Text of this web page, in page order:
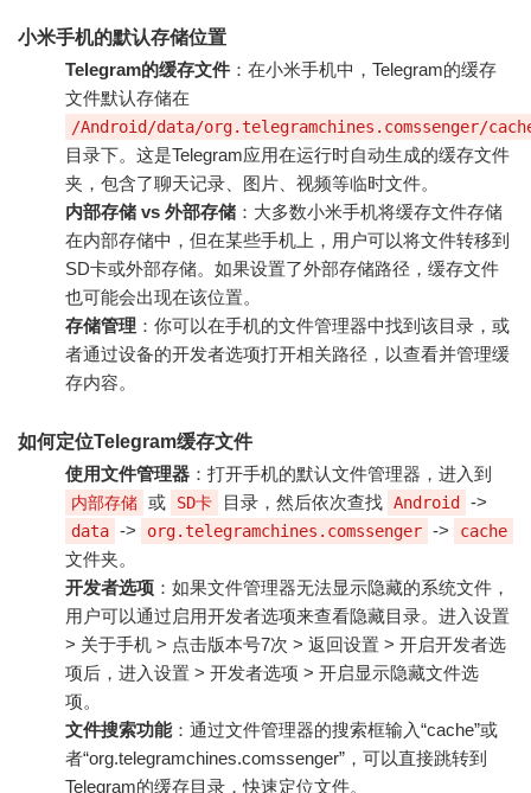
小米手机的默认存储位置
Telegram的缓存文件 ：在小米手机中，Telegram的缓存
文件默认存储在
/Android/data/org.telegramchines.comssenger/
目录下。这是Telegram应用在运行时自动生成的缓存文件
夹，包含了聊天记录、图片、视频等临时文件。
内部存储 vs 外部存储 ：大多数小米手机将缓存文件存储
在内部存储中，但在某些手机上，用户可以将文件转移到
SD卡或外部存储。如果设置了外部存储路径，缓存文件
也可能会出现在该位置。
存储管理 ：你可以在手机的文件管理器中找到该目录，或
者通过设备的开发者选项打开相关路径，以查看并管理缓
存内容。
如何定位Telegram缓存文件
使用文件管理器 ：打开手机的默认文件管理器，进入到
内部存储 或 SD卡 目录，然后依次查找 Android ->
data -> org.telegramchines.comssenger -> cache
文件夹。
开发者选项 ：如果文件管理器无法显示隐藏的系统文件，
用户可以通过启用开发者选项来查看隐藏目录。进入设置
> 关于手机 > 点击版本号7次 > 返回设置 > 开启开发者选
项后，进入设置 > 开发者选项 > 开启显示隐藏文件选
项。
文件搜索功能：通过文件管理器的搜索框输入“cache”或
者“org.telegramchines.comssenger”，可以直接跳转到
Telegram的缓存目录，快速定位文件。